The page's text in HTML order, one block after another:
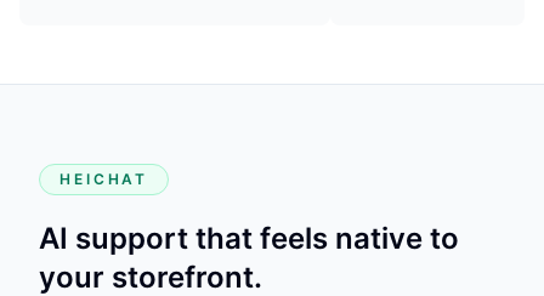
HEICHAT
AI support that feels native to
your storefront.